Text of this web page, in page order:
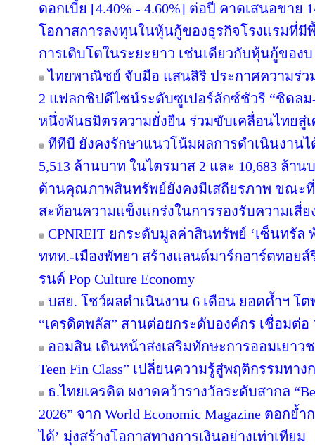
ดอกเบี้ย [4.40% - 4.60%] ต่อปี คาดเสนอขาย
โอกาสการลงทุนในหุ้นกู้ของธุรกิจโรงแรมที่
การเติบโตในระยะยาว เช่นเดียวกับหุ้นกู้ของบ
ไทยพาณิชย์ จับมือ แสนสิริ ประกาศความร่วม
2 แฟลกชิปดีไซน์ระดับซูเปอร์ลักซ์ชัวรี “ชิดลม
หนึ่งพันธมิตรความยั่งยืน ร่วมขับเคลื่อนไทยสู่
ทีทีบี ยังคงรักษาแนวโน้มผลการดำเนินงาน
5,513 ล้านบาท ในไตรมาส 2 และ 10,683 ล้า
ด้านคุณภาพสินทรัพย์ยังคงมีเสถียรภาพ ขณะที่
สะท้อนความแข็งแกร่งในการรองรับความเสี่ย
CPNREIT ยกระดับมูลค่าสินทรัพย์ ‘เซ็นทรัล
ททท.-เมืองพัทยา สร้างแลนด์มาร์กอาร์ตทอย
รนด์ Pop Culture Economy
บสย. โชว์ผลดำเนินงาน 6 เดือน ยอดค้ำฯ โต
“เครดิตพลัส” สานต่อยกระดับองค์กร เชื่อมต่อ
ออมสิน เดินหน้าส่งเสริมทักษะการออมเยาว
Teen Fin Class” เปลี่ยนความรู้สู่พฤติกรรมทา
ธ.ไทยเครดิต ผงาดคว้ารางวัลระดับสากล
2026” จาก World Economic Magazine ตอก
ได้’ มุ่งสร้างโอกาสทางการเงินอย่างเท่าเทียม